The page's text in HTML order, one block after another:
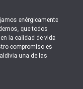
enérgicamente
que todos
la calidad de vida
compromiso es
una de las